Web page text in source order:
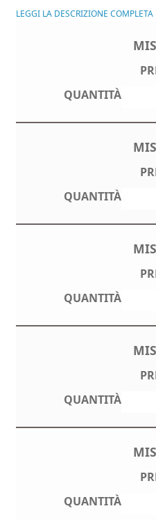
LEGGI LA DESCRIZIONE COMPLETA